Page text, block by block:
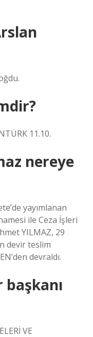
11.10.
nereye
yayımlanan
ile Ceza İşleri
YILMAZ, 29
devir teslim
devraldı.
başkanı
VE